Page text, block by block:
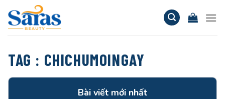
qua
nội
TAG : CHICHUMOINGAY
Bài viết mới nhất